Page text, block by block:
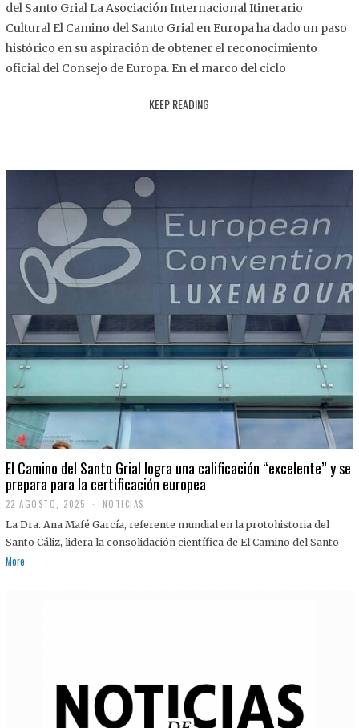
2
2
del Santo Grial La Asociación Internacional Itinerario
Cultural El Camino del Santo Grial en Europa ha dado un paso
histórico en su aspiración de obtener el reconocimiento
oficial del Consejo de Europa. En el marco del ciclo
KEEP READING
El Camino del Santo Grial logra una calificación “excelente” y se
prepara para la certificación europea
22 AGOSTO, 2025
2
A
G
NOTICIAS
La Dra. Ana Mafé García, referente mundial en la protohistoria del
Santo Cáliz, lidera la consolidación científica de El Camino del Santo
More